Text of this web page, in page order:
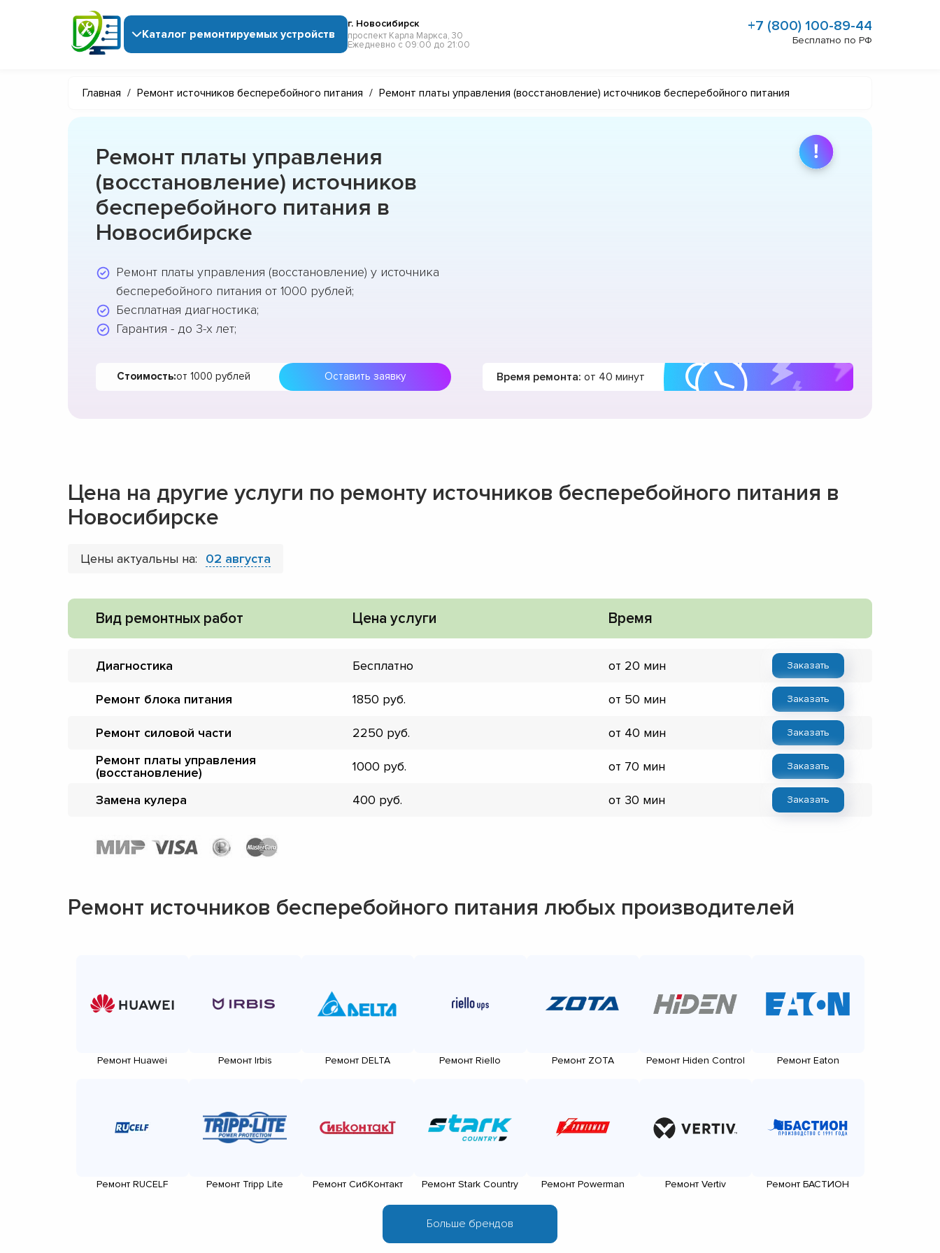
Каталог ремонтируемых устройств
г. Новосибирск
проспект Карла Маркса, 30
Ежедневно с 09:00 до 21:00
+7 (800) 100-89-44
Бесплатно по РФ
Главная / Ремонт источников бесперебойного питания / Ремонт платы управления (восстановление) источников бесперебойного питания
Ремонт платы управления
(восстановление) источников
бесперебойного питания в
Новосибирске
Ремонт платы управления (восстановление) у источника
бесперебойного питания от 1000 рублей;
Бесплатная диагностика;
Гарантия - до 3-х лет;
Стоимость:от 1000 рублей Оставить заявку Время ремонта: от 40 минут
Цена на другие услуги по ремонту источников бесперебойного питания в
Новосибирске
Цены актуальны на: 02 августа
Вид ремонтных работ Цена услуги Время
Диагностика Бесплатно от 20 мин Заказать
Ремонт блока питания 1850 от 50 мин Заказать
Ремонт силовой части 2250 от 40 мин Заказать
Ремонт платы управления
(восстановление)
1000 от 70 мин Заказать
Замена кулера 400 от 30 мин Заказать
Ремонт источников бесперебойного питания любых производителей
Ремонт Huawei Ремонт Irbis Ремонт DELTA Ремонт Riello Ремонт ZOTA Ремонт Hiden Control Ремонт Eaton
Ремонт RUCELF Ремонт Tripp Lite Ремонт СибКонтакт Ремонт Stark Country Ремонт Powerman Ремонт Vertiv Ремонт БАСТИОН
▼
▼